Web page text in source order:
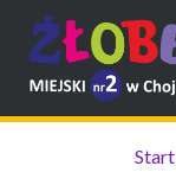
Start